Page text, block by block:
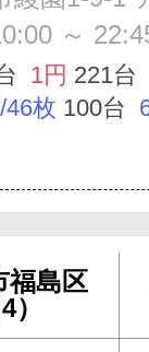
～
1円 221台
46枚 100台
福島区
4）